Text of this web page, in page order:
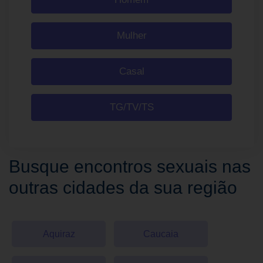
Mulher
Casal
TG/TV/TS
Busque encontros sexuais nas
outras cidades da sua região